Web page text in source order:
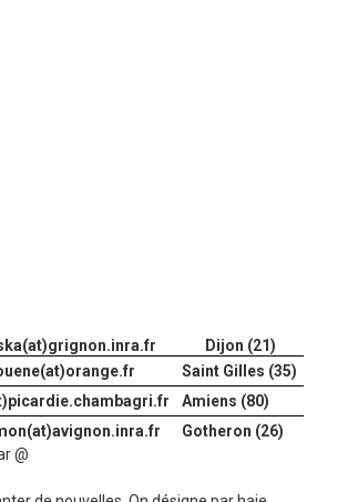
Dijon (21)
Saint Gilles (35)
Amiens (80)
Gotheron (26)
@